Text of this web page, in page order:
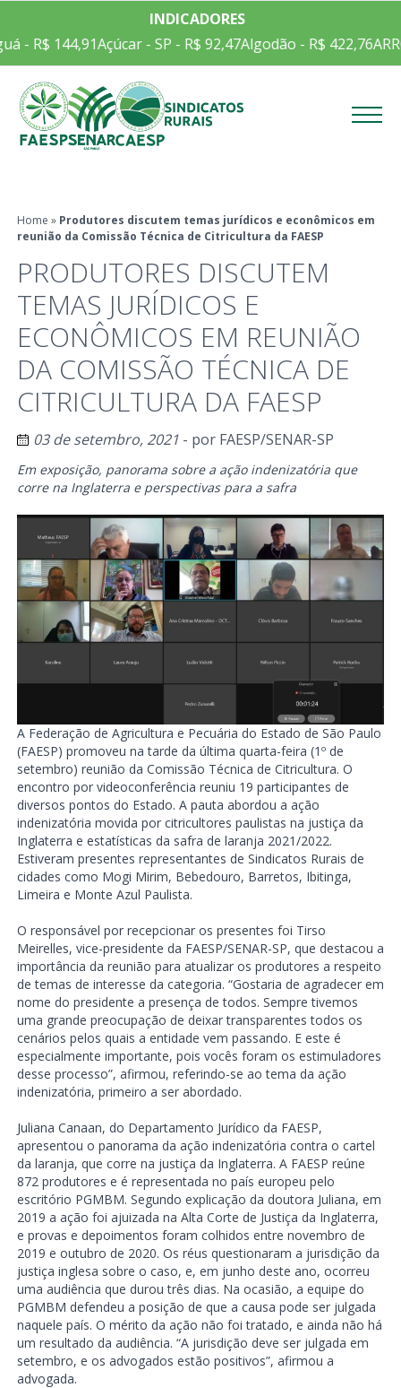
INDICADORES
- R$ 144,91Açúcar - SP - R$ 92,47Algodão - R$ 422,76
Home » Produtores discutem temas jurídicos e econômicos em
reunião da Comissão Técnica de Citricultura da FAESP
PRODUTORES DISCUTEM
TEMAS JURÍDICOS E
ECONÔMICOS EM REUNIÃO
DA COMISSÃO TÉCNICA DE
CITRICULTURA DA FAESP
03 de setembro, 2021- por FAESP/SENAR-SP
Em exposição, panorama sobre a ação indenizatória que
corre na Inglaterra e perspectivas para a safra
A Federação de Agricultura e Pecuária do Estado de São Paulo
(FAESP) promoveu na tarde da última quarta-feira (1º de
setembro) reunião da Comissão Técnica de Citricultura. O
encontro por videoconferência reuniu 19 participantes de
diversos pontos do Estado. A pauta abordou a ação
indenizatória movida por citricultores paulistas na justiça da
Inglaterra e estatísticas da safra de laranja 2021/2022.
Estiveram presentes representantes de Sindicatos Rurais de
cidades como Mogi Mirim, Bebedouro, Barretos, Ibitinga,
Limeira e Monte Azul Paulista.
O responsável por recepcionar os presentes foi Tirso
Meirelles, vice-presidente da FAESP/SENAR-SP, que destacou a
importância da reunião para atualizar os produtores a respeito
de temas de interesse da categoria. “Gostaria de agradecer em
nome do presidente a presença de todos. Sempre tivemos
uma grande preocupação de deixar transparentes todos os
cenários pelos quais a entidade vem passando. E este é
especialmente importante, pois vocês foram os estimuladores
desse processo”, afirmou, referindo-se ao tema da ação
indenizatória, primeiro a ser abordado.
Juliana Canaan, do Departamento Jurídico da FAESP,
apresentou o panorama da ação indenizatória contra o cartel
da laranja, que corre na justiça da Inglaterra. A FAESP reúne
872 produtores e é representada no país europeu pelo
escritório PGMBM. Segundo explicação da doutora Juliana, em
2019 a ação foi ajuizada na Alta Corte de Justiça da Inglaterra,
e provas e depoimentos foram colhidos entre novembro de
2019 e outubro de 2020. Os réus questionaram a jurisdição da
justiça inglesa sobre o caso, e, em junho deste ano, ocorreu
uma audiência que durou três dias. Na ocasião, a equipe do
PGMBM defendeu a posição de que a causa pode ser julgada
naquele país. O mérito da ação não foi tratado, e ainda não há
um resultado da audiência. “A jurisdição deve ser julgada em
setembro, e os advogados estão positivos”, afirmou a
advogada.